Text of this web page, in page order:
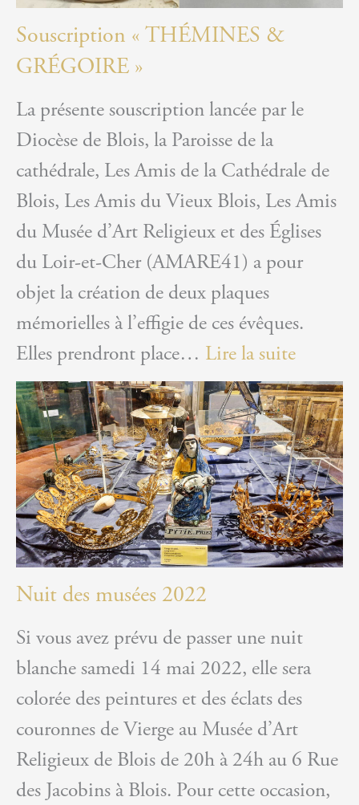
Souscription « THÉMINES &
GRÉGOIRE »
La présente souscription lancée par le
Diocèse de Blois, la Paroisse de la
cathédrale, Les Amis de la Cathédrale de
Blois, Les Amis du Vieux Blois, Les Amis
du Musée d’Art Religieux et des Églises
du Loir-et-Cher (AMARE41) a pour
objet la création de deux plaques
mémorielles à l’effigie de ces évêques.
Elles prendront place… Lire la suite:
«
&
Nuit des musées 2022
Si vous avez prévu de passer une nuit
blanche samedi 14 mai 2022, elle sera
colorée des peintures et des éclats des
couronnes de Vierge au Musée d’Art
Religieux de Blois de 20h à 24h au 6 Rue
des Jacobins à Blois. Pour cette occasion,